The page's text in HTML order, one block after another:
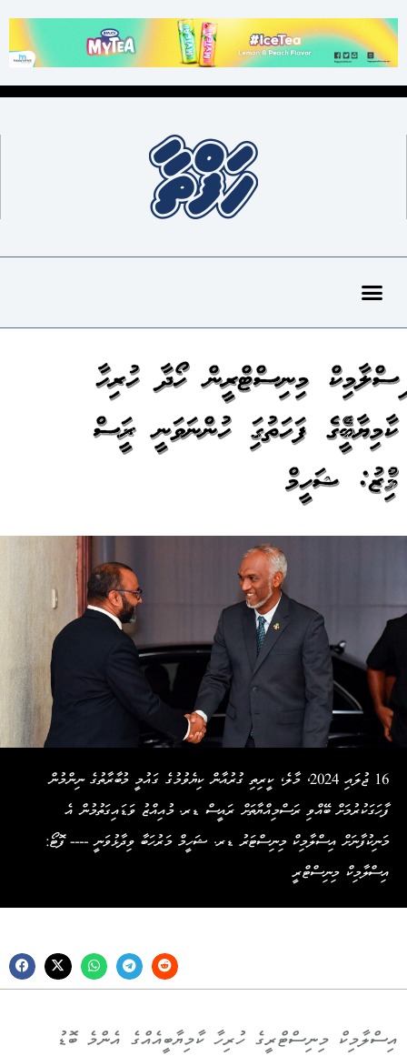
އިސްލާމިކް މިނިސްޓްރީން ހޯދާ ހުރިހާ
ކާމިޔާބީއެއްގެ ފަހަތުގައި ހުންނަވަނީ ރައީސް
މުއިއްޒު: ޝަހީމް
16 ޖުލައި 2024، މާލެ، ކީރިތި ގުރުއާން ކިޔެވުމުގެ ގައުމީ މުބާރާތުގެ ނިންމުން
ފާހަގަކުރުމަށް ބޭއްވި ރަސްމިއްޔާތަށް ރައީސް ޑރ. މުއިއްޒު ވަޑައިގަތުމުން އެ
މަނިކުފާނަށް އިސްލާމިކް މިނިސްޓަރު ޑރ. ޝަހީމް މަރުހަބާ ވިދާޅުވަނީ ---- ފޮޓޯ:
އިސްލާމިކް މިނިސްޓްރީ
އިސްލާމިކް މިނިސްޓްރީގެ ހުރިހާ ކާމިޔާބީއެއްގެ އެންމެ ބޮޑު